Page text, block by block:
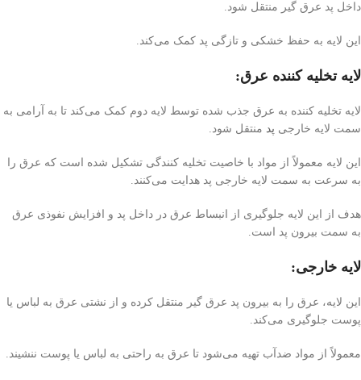
داخل پد عرق گیر منتقل شود.
این لایه به حفظ خشکی و تازگی پد کمک می‌کند.
لایه تخلیه کننده عرق:
لایه تخلیه کننده به عرق جذب شده توسط لایه دوم کمک می‌کند تا به آرامی به
سمت لایه خارجی پد منتقل شود.
این لایه معمولاً از مواد با خاصیت تخلیه کنندگی تشکیل شده است که عرق را
به سرعت به سمت لایه خارجی پد هدایت می‌کنند.
هدف از این لایه جلوگیری از انبساط عرق در داخل پد و افزایش نفوذی عرق
به سمت بیرون پد است.
لایه خارجی:
این لایه، عرق را به بیرون پد عرق گیر منتقل کرده و از نشتی عرق به لباس یا
پوست جلوگیری می‌کند.
معمولاً از مواد ضدآب تهیه می‌شود تا عرق به راحتی به لباس یا پوست ننشیند.